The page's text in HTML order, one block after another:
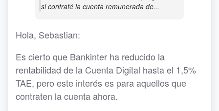
si contraté la cuenta remunerada de...
Hola, Sebastian:
Es cierto que Bankinter ha reducido la
rentabilidad de la Cuenta Digital hasta el 1,5%
TAE, pero este interés es para aquellos que
contraten la cuenta ahora.